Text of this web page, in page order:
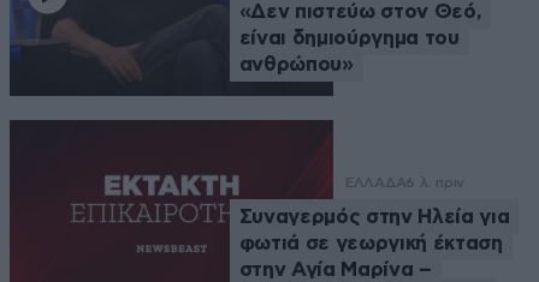
«Δεν πιστεύω στον Θεό,
είναι δημιούργημα του
ανθρώπου»
ΕΛΛΑΔΑ6 λ. πριν
Συναγερμός στην Ηλεία για
φωτιά σε γεωργική έκταση
στην Αγία Μαρίνα –